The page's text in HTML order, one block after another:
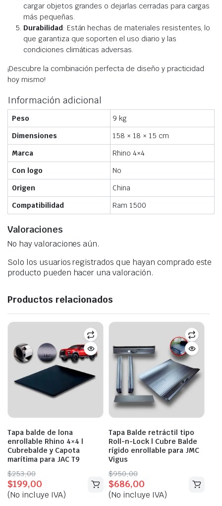
cargar objetos grandes o dejarlas cerradas para cargas
más pequeñas.
Durabilidad: Están hechas de materiales resistentes, lo
que garantiza que soporten el uso diario y las
condiciones climáticas adversas.
¡Descubre la combinación perfecta de diseño y practicidad
hoy mismo!
Información adicional
Peso
9 kg
Dimensiones
158 × 18 × 15 cm
Marca
Rhino 4×4
Con logo
No
Origen
China
Compatibilidad
Ram 1500
Valoraciones
No hay valoraciones aún.
Solo los usuarios registrados que hayan comprado este
producto pueden hacer una valoración.
Productos relacionados
Tapa balde de lona
enrollable Rhino 4×4 |
Cubrebalde y Capota
marítima para JAC T9
$253,00
Original
price
was:
$199,00
Current
price
is:
(No incluye IVA)
Tapa Balde retráctil tipo
Roll-n-Lock | Cubre Balde
rígido enrollable para JMC
Vigus
$950,00
Original
price
was:
$686,00
Current
price
is:
(No incluye IVA)